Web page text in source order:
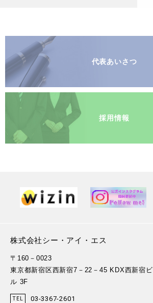
代表あいさつ
採用情報
株式会社シー・アイ・エス
〒160－0023
東京都新宿区西新宿7－22－45 KDX西新宿ビ
ル 3F
TEL 03-3367-2601